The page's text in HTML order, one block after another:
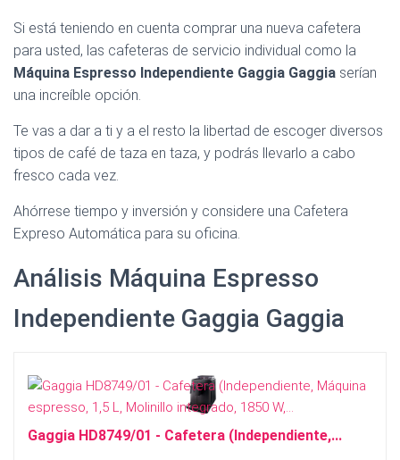
C
Si está teniendo en cuenta comprar una nueva cafetera
para usted, las cafeteras de servicio individual como la
Máquina Espresso Independiente Gaggia Gaggia serían
una increíble opción.
Te vas a dar a ti y a el resto la libertad de escoger diversos
tipos de café de taza en taza, y podrás llevarlo a cabo
fresco cada vez.
Ahórrese tiempo y inversión y considere una Cafetera
Expreso Automática para su oficina.
Análisis Máquina Espresso
Independiente Gaggia Gaggia
Gaggia HD8749/01 - Cafetera (Independiente,...